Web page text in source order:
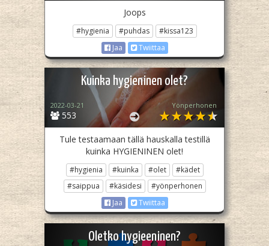
Joops
#hygienia #puhdas
#kissa123
Jaa
Twiittaa
Kuinka hygieninen olet?
553
2022-03-21 Yönperhonen
Tule testaamaan tällä hauskalla testillä
kuinka HYGIENINEN olet!
#hygienia #kuinka #olet
#kädet
#saippua
#käsidesi
#yönperhonen
Jaa
Twiittaa
Oletko hygieeninen?